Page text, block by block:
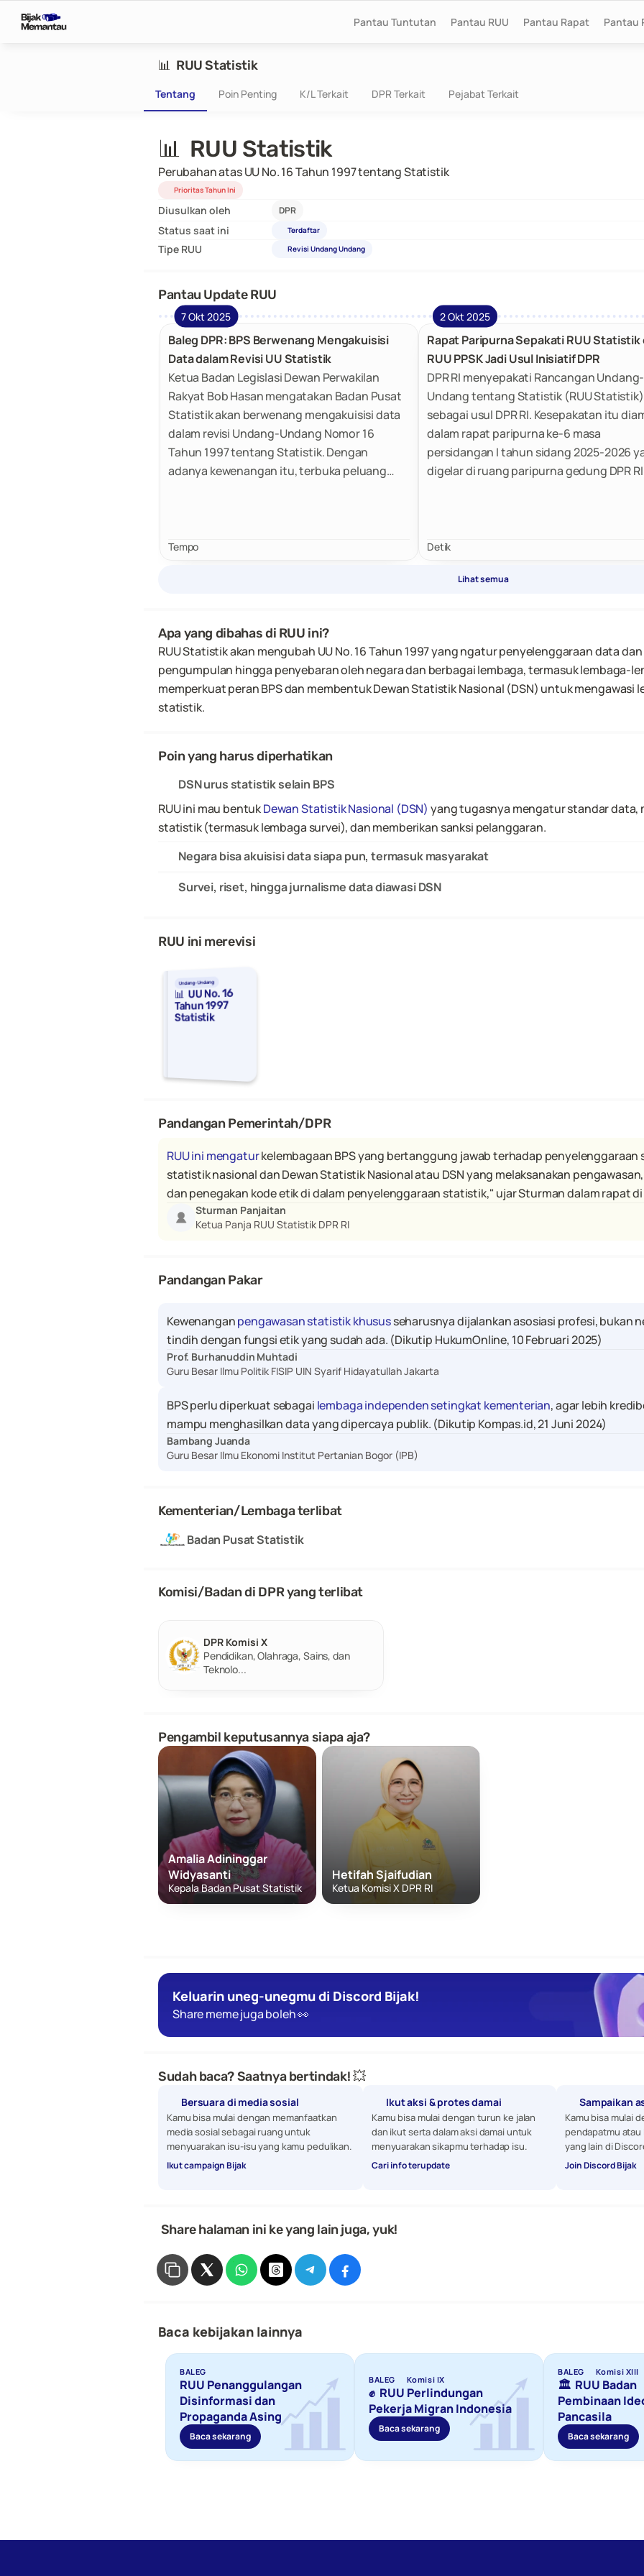
📊  RUU Statistik
Tentang Poin Penting K/L Terkait DPR Terkait Pejabat Terkait
📊  RUU Statistik
Perubahan atas UU No. 16 Tahun 1997 tentang Statistik
Prioritas Tahun Ini
Diusulkan oleh DPR
Status saat ini Terdaftar
Tipe RUU Revisi Undang Undang
Pantau Update RUU
7 Okt 2025
Baleg DPR: BPS Berwenang Mengakuisisi
Data dalam Revisi UU Statistik
Ketua Badan Legislasi Dewan Perwakilan
Rakyat Bob Hasan mengatakan Badan Pusat
Statistik akan berwenang mengakuisisi data
dalam revisi Undang-Undang Nomor 16
Tahun 1997 tentang Statistik. Dengan
adanya kewenangan itu, terbuka peluang
Pembangunan Nasional atau Badan
Tempo
2 Okt 2025
Rapat Paripurna Sepakati RUU Statistik
RUU PPSK Jadi Usul Inisiatif DPR
DPR RI menyepakati Rancangan Undang-
Undang tentang Statistik (RUU Statistik)
sebagai usul DPR RI. Kesepakatan itu
dalam rapat paripurna ke-6 masa
persidangan I tahun sidang 2025-2026
digelar di ruang paripurna gedung DPR
Detik
Lihat semua
Apa yang dibahas di RUU ini?
RUU Statistik akan mengubah UU No. 16 Tahun 1997 yang ngatur penyelenggaraan data
pengumpulan hingga penyebaran oleh negara dan berbagai lembaga, termasuk lembaga-
memperkuat peran BPS dan membentuk Dewan Statistik Nasional (DSN) untuk mengawasi
statistik.
Poin yang harus diperhatikan
DSN urus statistik selain BPS
RUU ini mau bentuk Dewan Statistik Nasional (DSN) yang tugasnya mengatur standar data,
statistik (termasuk lembaga survei), dan memberikan sanksi pelanggaran.
Negara bisa akuisisi data siapa pun, termasuk masyarakat
Survei, riset, hingga jurnalisme data diawasi DSN
RUU ini merevisi
Undang-Undang
📊  UU No. 16
Tahun 1997
Statistik
Pandangan Pemerintah/DPR
RUU ini mengatur kelembagaan BPS yang bertanggung jawab terhadap penyelenggaraan
statistik nasional dan Dewan Statistik Nasional atau DSN yang melaksanakan
dan penegakan kode etik di dalam penyelenggaraan statistik," ujar Sturman dalam rapat
Sturman Panjaitan
Ketua Panja RUU Statistik DPR RI
Pandangan Pakar
Kewenangan pengawasan statistik khusus seharusnya dijalankan asosiasi profesi, bukan
tindih dengan fungsi etik yang sudah ada. (Dikutip HukumOnline, 10 Februari 2025)
Prof. Burhanuddin Muhtadi
Guru Besar Ilmu Politik FISIP UIN Syarif Hidayatullah Jakarta
BPS perlu diperkuat sebagai lembaga independen setingkat kementerian, agar lebih
mampu menghasilkan data yang dipercaya publik. (Dikutip Kompas.id, 21 Juni 2024)
Bambang Juanda
Guru Besar Ilmu Ekonomi Institut Pertanian Bogor (IPB)
Kementerian/Lembaga terlibat
Badan Pusat Statistik
Komisi/Badan di DPR yang terlibat
DPR Komisi X
Pendidikan, Olahraga, Sains, dan
Teknolo...
Pengambil keputusannya siapa aja?
Amalia Adininggar
Widyasanti
Kepala Badan Pusat Statistik
Hetifah Sjaifudian
Ketua Komisi X DPR RI
Keluarin uneg-unegmu di Discord Bijak!
Share meme juga boleh 👀
Sudah baca? Saatnya bertindak! 💥
Bersuara di media sosial
Kamu bisa mulai dengan memanfaatkan
media sosial sebagai ruang untuk
menyuarakan isu-isu yang kamu pedulikan.
Ikut campaign Bijak
Ikut aksi & protes damai
Kamu bisa mulai dengan turun ke jalan
dan ikut serta dalam aksi damai untuk
menyuarakan sikapmu terhadap isu.
Cari info terupdate
Sampaikan
Kamu bisa mulai
pendapatmu
yang lain di
Join Discord Bijak
Share halaman ini ke yang lain juga, yuk!
Baca kebijakan lainnya
BALEG
RUU Penanggulangan
Disinformasi dan
Propaganda Asing
Baca sekarang
BALEG Komisi IX
✊  RUU Perlindungan
Pekerja Migran Indonesia
Baca sekarang
BALEG Komisi XIII
🏛️  RUU Badan
Pembinaan
Pancasila
Baca sekarang
Pantau Tuntutan Pantau RUU Pantau Rapat Pantau